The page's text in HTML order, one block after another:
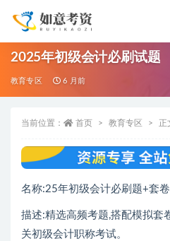
2025年初级会计必刷试题
教育专区 6 月前
当前位置： 首页 教育专区 正
名称:25年初级会计必刷题+套卷
描述:精选高频考题,搭配模拟套
关初级会计职称考试。